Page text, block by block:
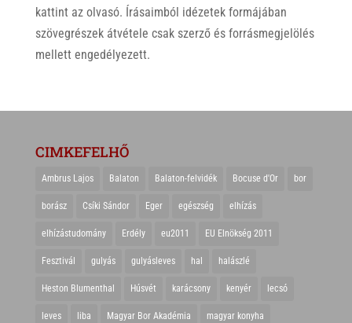
kattint az olvasó. Írásaimból idézetek formájában
szövegrészek átvétele csak szerző és forrásmegjelölés
mellett engedélyezett.
CIMKEFELHŐ
Ambrus Lajos Balaton Balaton-felvidék Bocuse d'Or bor
borász Csíki Sándor Eger egészség elhízás
elhízástudomány Erdély eu2011 EU Elnökség 2011
Fesztivál gulyás gulyásleves hal halászlé
Heston Blumenthal Húsvét karácsony kenyér lecsó
leves liba Magyar Bor Akadémia magyar konyha